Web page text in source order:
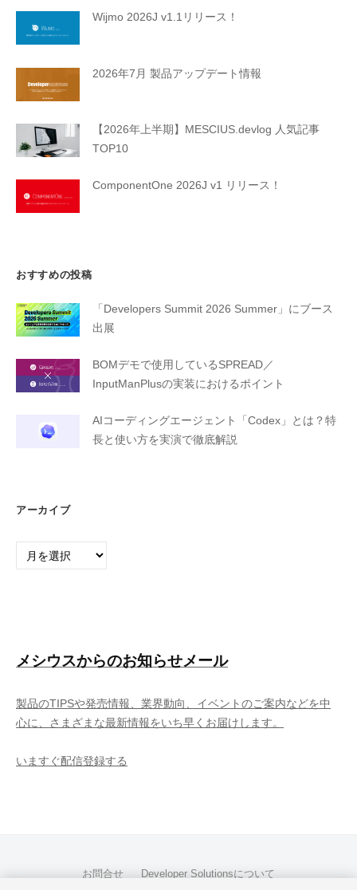
Wijmo 2026J v1.1リリース！
2026年7月 製品アップデート情報
【2026年上半期】MESCIUS.devlog 人気記事
TOP10
ComponentOne 2026J v1 リリース！
おすすめの投稿
「Developers Summit 2026 Summer」にブース
出展
BOMデモで使用しているSPREAD／
InputManPlusの実装におけるポイント
AIコーディングエージェント「Codex」とは？特
長と使い方を実演で徹底解説
アーカイブ
ア
メシウスからのお知らせメール
製品のTIPSや発売情報、業界動向、イベントのご案内などを中
心に、さまざまな最新情報をいち早くお届けします。
いますぐ配信登録する
お問合せ Developer Solutionsについて